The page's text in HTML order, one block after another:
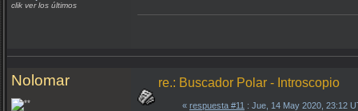
clik ver los últimos
Nolomar re.: Buscador Polar - Introscopio
« respuesta #11 : Jue, 14 May 2020, 23:12